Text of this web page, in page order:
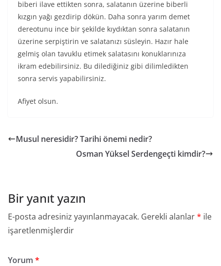
biberi ilave ettikten sonra, salatanın üzerine biberli
kızgın yağı gezdirip dökün. Daha sonra yarım demet
dereotunu ince bir şekilde kıydıktan sonra salatanın
üzerine serpiştirin ve salatanızı süsleyin. Hazır hale
gelmiş olan tavuklu etimek salatasını konuklarınıza
ikram edebilirsiniz. Bu dilediğiniz gibi dilimledikten
sonra servis yapabilirsiniz.
Afiyet olsun.
Musul neresidir? Tarihi önemi nedir?
Osman Yüksel Serdengeçti kimdir?
Bir yanıt yazın
E-posta adresiniz yayınlanmayacak. Gerekli alanlar* ile
işaretlenmişlerdir
Yorum *